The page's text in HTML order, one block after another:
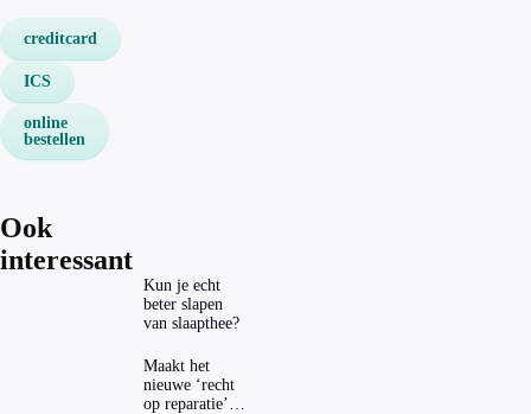
creditcard
ICS
online
bestellen
Ook
interessant
Kun je echt
beter slapen
van slaapthee?
Maakt het
nieuwe ‘recht
op reparatie’